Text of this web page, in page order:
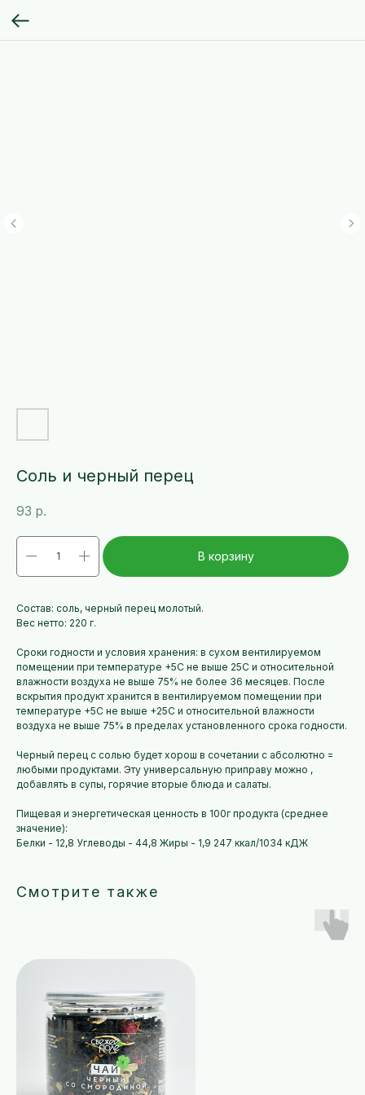
Соль и черный перец
93 р.
В корзину
Состав: соль, черный перец молотый.
Вес нетто: 220 г.
Сроки годности и условия хранения: в сухом вентилируемом
помещении при температуре +5С не выше 25С и относительной
влажности воздуха не выше 75% не более 36 месяцев. После
вскрытия продукт хранится в вентилируемом помещении при
температуре +5С не выше +25С и относительной влажности
воздуха не выше 75% в пределах установленного срока годности.
Черный перец с солью будет хорош в сочетании с абсолютно =
любыми продуктами. Эту универсальную приправу можно ,
добавлять в супы, горячие вторые блюда и салаты.
Пищевая и энергетическая ценность в 100г продукта (среднее
значение):
Белки - 12,8 Углеводы - 44,8 Жиры - 1,9 247 ккал/1034 кДЖ
Смотрите также